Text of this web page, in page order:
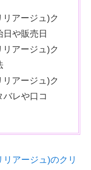
アージュ)ク
日や販売日
アージュ)ク
アージュ)ク
バレや口コ
アージュ)のクリ